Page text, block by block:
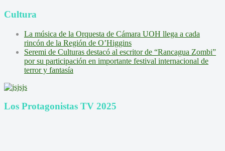
Cultura
La música de la Orquesta de Cámara UOH llega a cada
rincón de la Región de O’Higgins
Seremi de Culturas destacó al escritor de “Rancagua Zombi”
por su participación en importante festival internacional de
terror y fantasía
Los Protagonistas TV 2025